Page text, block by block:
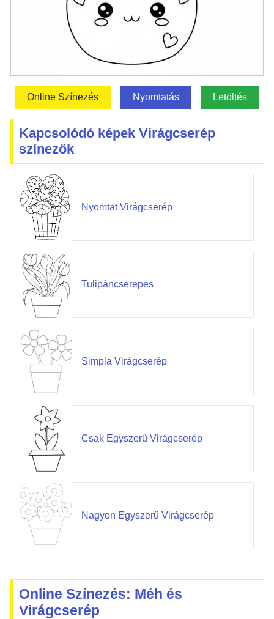
Online Színezés Nyomtatás Letöltés
Kapcsolódó képek Virágcserép
színezők
Nyomtat Virágcserép
Tulipáncserepes
Simpla Virágcserép
Csak Egyszerű Virágcserép
Nagyon Egyszerű Virágcserép
Online Színezés: Méh és
Virágcserép